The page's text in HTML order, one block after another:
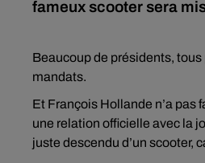
fameux scooter sera
Beaucoup de présidents, tous
mandats.
Et François Hollande n’a pas
une relation officielle avec la
juste descendu d’un scooter,